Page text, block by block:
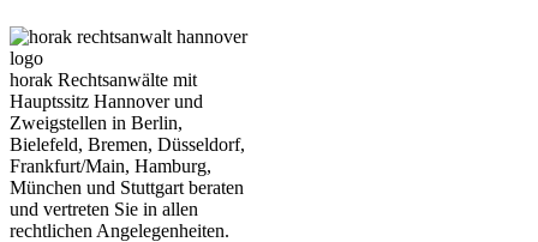
horak Rechtsanwälte mit
Hauptssitz Hannover und
Zweigstellen in Berlin,
Bielefeld, Bremen, Düsseldorf,
Frankfurt/Main, Hamburg,
München und Stuttgart beraten
und vertreten Sie in allen
rechtlichen Angelegenheiten.